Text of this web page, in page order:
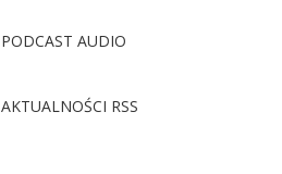
PODCAST AUDIO
AKTUALNOŚCI RSS